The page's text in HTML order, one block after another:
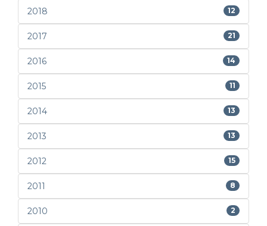
2018 12
2017 21
2016 14
2015 11
2014 13
2013 13
2012 15
2011 8
2010 2